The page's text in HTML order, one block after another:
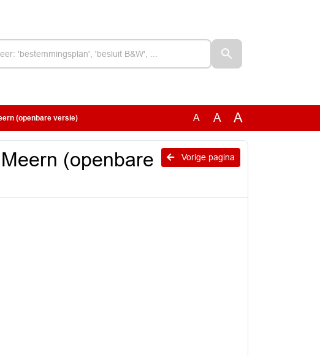
(openbare versie) A A A
Vorige pagina
(openbare